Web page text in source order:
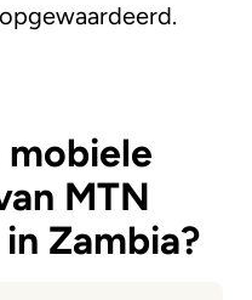
mobiele
MTN
Zambia?